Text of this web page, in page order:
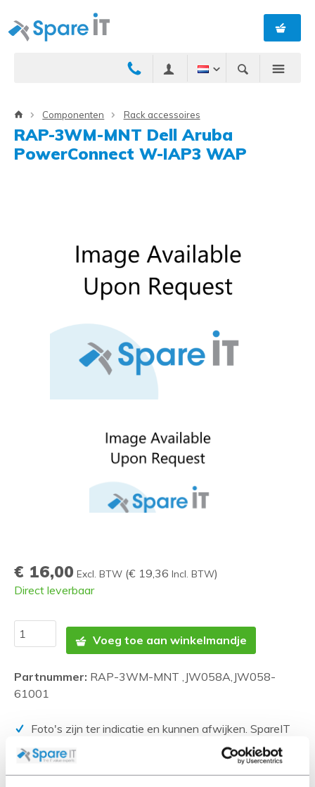
Componenten Rack accessoires
RAP-3WM-MNT Dell Aruba
PowerConnect W-IAP3 WAP
€ 16,00 Excl. BTW (€ 19,36 Incl. BTW)
Direct leverbaar
Voeg toe aan winkelmandje
Partnummer: RAP-3WM-MNT ,JW058A,JW058-
61001
Foto's zijn ter indicatie en kunnen afwijken. SpareIT
probeert dit zo correct mogelijk weer te geven.